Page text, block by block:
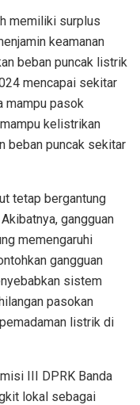
memiliki surplus
keamanan
beban puncak listrik
mencapai sekitar
mampu pasok
kelistrikan
beban puncak sekitar
tetap bergantung
gangguan
memengaruhi
gangguan
sistem
pasokan
listrik di
III DPRK Banda
lokal sebagai